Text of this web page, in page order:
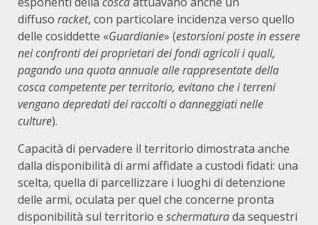
diffuso racket, con particolare incidenza verso quello
delle cosiddette «Guardianie» (estorsioni poste in essere
nei confronti dei proprietari dei fondi agricoli i quali,
pagando una quota annuale alle rappresentate della
cosca competente per territorio, evitano che i terreni
vengano depredati dei raccolti o danneggiati nelle
culture).
Capacità di pervadere il territorio dimostrata anche
dalla disponibilità di armi affidate a custodi fidati: una
scelta, quella di parcellizzare i luoghi di detenzione
delle armi, oculata per quel che concerne pronta
disponibilità sul territorio e schermaturada sequestri